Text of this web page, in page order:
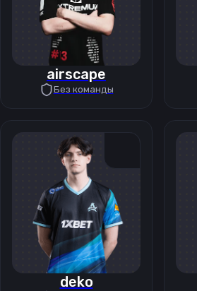
airscape
Без команды
deko